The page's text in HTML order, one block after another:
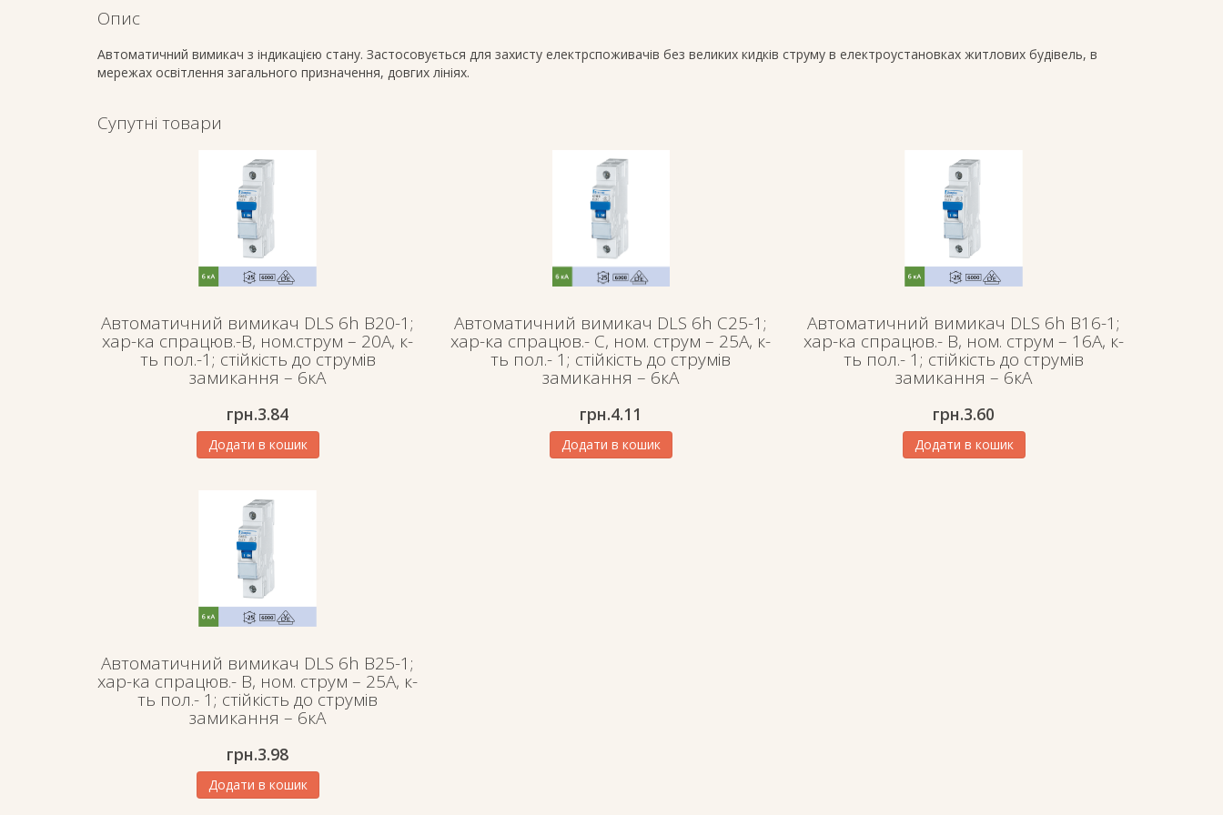
Опис
Автоматичний вимикач з індикацією стану. Застосовується для захисту електрспоживачів без великих кидків струму в електроустановках житлових будівель, в
мережах освітлення загального призначення, довгих лініях.
Супутні товари
Автоматичний вимикач DLS 6h B20-1;
хар-ка спрацюв.-В, ном.струм – 20А, к-
ть пол.-1; стійкість до струмів
замикання – 6кА
грн.3.84
Додати в кошик
Автоматичний вимикач DLS 6h C25-1;
хар-ка спрацюв.- C, ном. струм – 25А, к-
ть пол.- 1; стійкість до струмів
замикання – 6кА
грн.4.11
Додати в кошик
Автоматичний вимикач DLS 6h B16-1;
хар-ка спрацюв.- В, ном. струм – 16А, к-
ть пол.- 1; стійкість до струмів
замикання – 6кА
грн.3.60
Додати в кошик
Автоматичний вимикач DLS 6h B25-1;
хар-ка спрацюв.- В, ном. струм – 25А, к-
ть пол.- 1; стійкість до струмів
замикання – 6кА
грн.3.98
Додати в кошик